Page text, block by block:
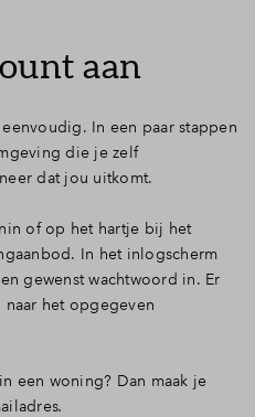
aan
In een paar stappen
die je zelf
dat jou uitkomt.
of op het hartje bij het
In het inlogscherm
gewenst wachtwoord in. Er
het opgegeven
een woning? Dan maak je
.